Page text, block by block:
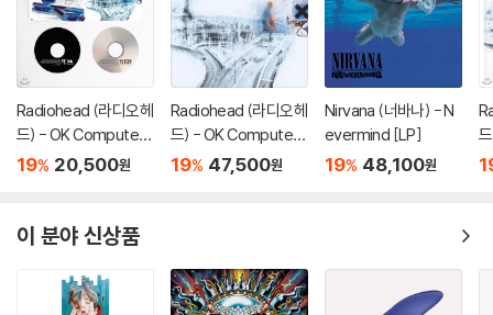
Radiohead (라디오헤
드) - OK Computer:
OKNOTOK 1997 201
19% 20,500원
Radiohead (라디오헤
드) - OK Computer
[2LP]
19% 47,500원
Nirvana (너바나) - N
evermind [LP]
19% 48,100원
이 분야 신상품